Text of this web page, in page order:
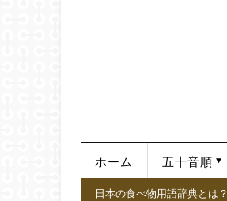
ホーム 五十音順
日本の食べ物用語辞典とは？